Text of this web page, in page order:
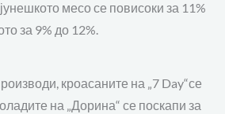
месо се повисоки за 11%
за 9% до 12%.
, кроасаните на „7 Day“се
на „Дорина“ се поскапи за